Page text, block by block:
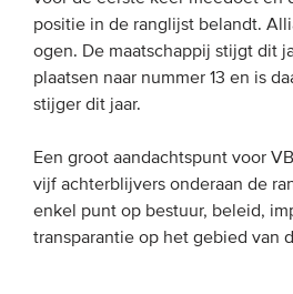
positie in de ranglijst belandt.
ogen. De maatschappij stijgt dit
plaatsen naar nummer 13 en is
stijger dit jaar.
Een groot aandachtspunt voor
vijf achterblijvers onderaan de
enkel punt op bestuur, beleid,
transparantie op het gebied van